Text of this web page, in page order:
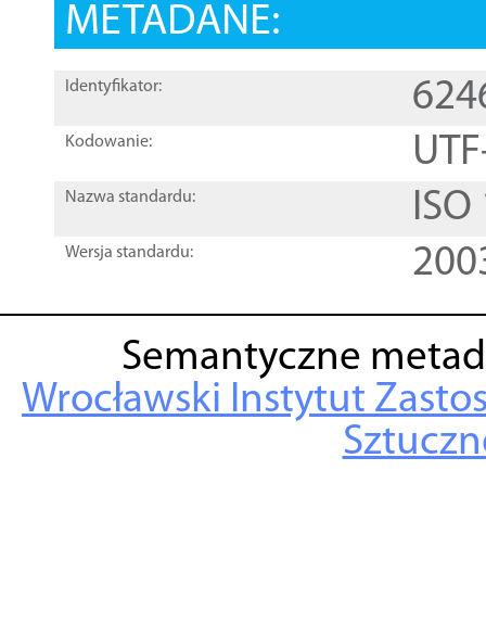
METADANE:
Identyfikator:
Kodowanie:
Nazwa standardu:
Wersja standardu:
Semantyczne
Wrocławski Instytut